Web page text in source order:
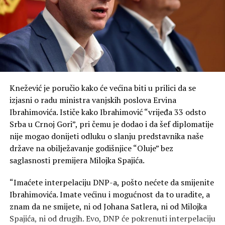
On je rekao da za njega politika nije umijeće da se ljudi
drže u rovovima, nego da se iz njih izađe.
„Ponekad je najveća snaga da u odgovoru na mržnju ne
postanemo ono protiv čega se borimo. Posebnu
pravoslavnoj crkvi“, kazao je Mandić.
On je podsjetio na veliku ulogu pokojnog mitropolita
Amfilohija, ističući njegov nemjerljiv doprinos očuvanju
sabornosti i duhovnosti Crne Gore.
„Da li danas mi, potomci velikih ljudi koji su znali da se
krenemo naprijed – moramo“, poručio je Mandić.
Naša današnja Fundina, kazao je, jeste borba za uspješno
i srećno društvo.
Knežević je poručio kako će većina biti u prilici da se
izjasni o radu ministra vanjskih poslova Ervina
Ibrahimovića. Ističe kako Ibrahimović “vrijeđa 33 odsto
Srba u Crnoj Gori”, pri čemu je dodao i da šef diplomatije
nije mogao donijeti odluku o slanju predstavnika naše
države na obilježavanje godišnjice “Oluje” bez
saglasnosti premijera Milojka Spajića.
“Imaćete interpelaciju DNP-a, pošto nećete da smijenite
Ibrahimovića. Imate većinu i mogućnost da to uradite, a
znam da ne smijete, ni od Johana Satlera, ni od Milojka
Spajića, ni od drugih. Evo, DNP će pokrenuti interpelaciju